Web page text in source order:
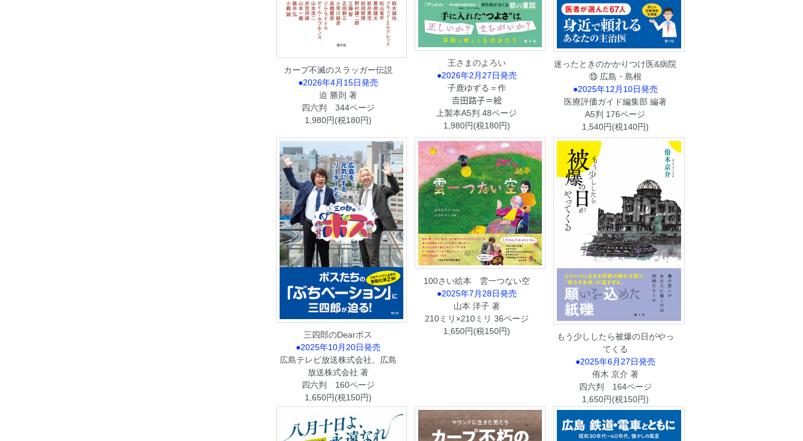
カープ不滅のスラッガー伝説
●2026年4月15日発売
迫 勝則 著
四六判 344ページ
1,980円(税180円)
王さまのよろい
●2026年2月27日発売
子鹿ゆずる＝作
𠮷田路子＝絵
上製本A5判 48ページ
1,980円(税180円)
迷ったときのかかりつけ医&病院
⑬ 広島・島根
●2025年12月10日発売
医療評価ガイド編集部 編著
A5判 176ページ
1,540円(税140円)
三四郎のDearボス
●2025年10月20日発売
広島テレビ放送株式会社、広島
放送株式会社 著
四六判 160ページ
1,650円(税150円)
100さい絵本 雲一つない空
●2025年7月28日発売
山本 洋子 著
210ミリ×210ミリ 36ページ
1,650円(税150円)
もう少ししたら被爆の日がやっ
てくる
●2025年6月27日発売
侑木 京介 著
四六判 164ページ
1,650円(税150円)